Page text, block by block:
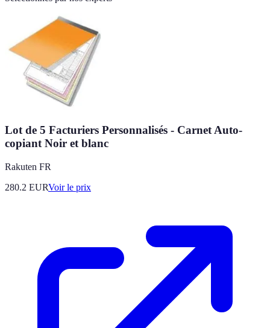
Lot de 5 Facturiers Personnalisés - Carnet Auto-
copiant Noir et blanc
Rakuten FR
280.2 EURVoir le prix